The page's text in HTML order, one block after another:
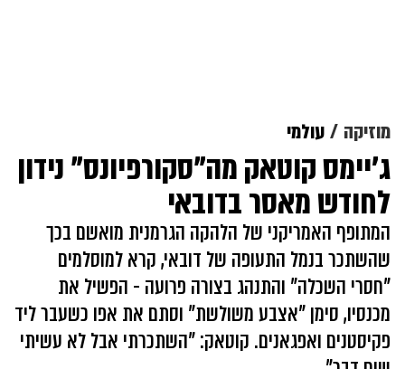
מוזיקה עולמי
ג'יימס קוטאק מה"סקורפיונס" נידון
לחודש מאסר בדובאי
המתופף האמריקני של הלהקה הגרמנית מואשם בכך
שהשתכר בנמל התעופה של דובאי, קרא למוסלמים
"חסרי השכלה" והתנהג בצורה פרועה - הפשיל את
מכנסיו, סימן "אצבע משולשת" וסתם את אפו כשעבר ליד
פקיסטנים ואפגאנים. קוטאק: "השתכרתי אבל לא עשיתי